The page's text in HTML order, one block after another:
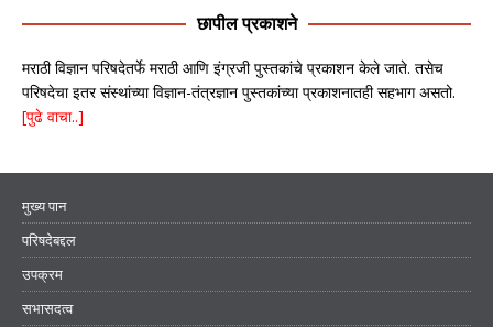
छापील प्रकाशने
मराठी विज्ञान परिषदेतर्फे मराठी आणि इंग्रजी पुस्तकांचे प्रकाशन केले जाते. तसेच
परिषदेचा इतर संस्थांच्या विज्ञान-तंत्रज्ञान पुस्तकांच्या प्रकाशनातही सहभाग असतो.
[पुढे वाचा..]
मुख्य पान
परिषदेबद्दल
उपक्रम
सभासदत्व